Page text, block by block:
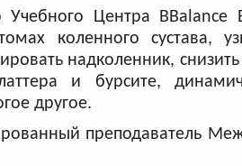
Центра
коленного сустава,
надколенник,
и бурсите,
другое.
преподаватель